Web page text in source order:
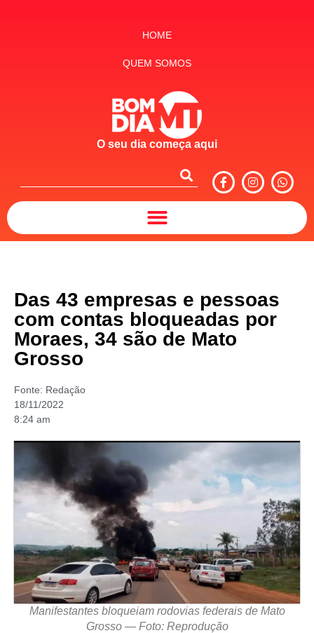
HOME
QUEM SOMOS
O seu dia começa aqui
Das 43 empresas e pessoas
com contas bloqueadas por
Moraes, 34 são de Mato
Grosso
Fonte: Redação
18/11/2022
8:24 am
Manifestantes bloqueiam rodovias federais de Mato
Grosso — Foto: Reprodução